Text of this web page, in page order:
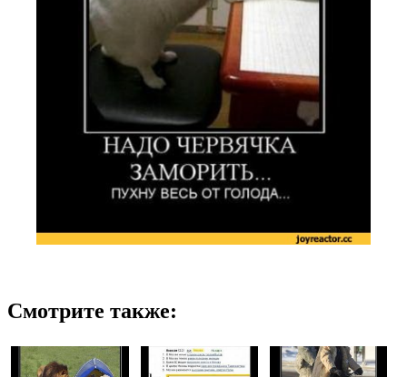
Смотрите также: